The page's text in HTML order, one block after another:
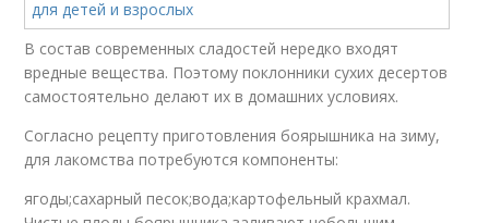
В состав современных сладостей нередко входят
вредные вещества. Поэтому поклонники сухих десертов
самостоятельно делают их в домашних условиях.
Согласно рецепту приготовления боярышника на зиму,
для лакомства потребуются компоненты:
ягоды;сахарный песок;вода;картофельный крахмал.